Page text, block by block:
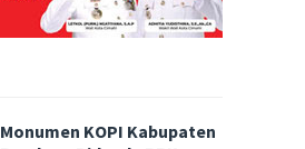
Monumen KOPI Kabupaten